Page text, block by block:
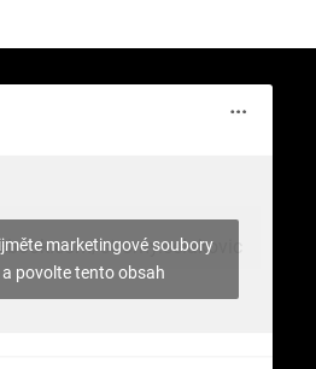
stromy.celakovic
marketingové soubory
povolte tento obsah